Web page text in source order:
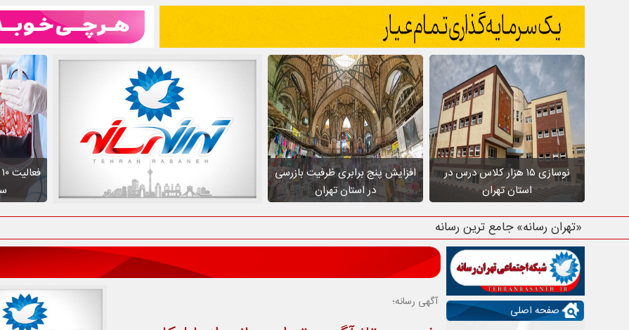
نوسازی ۱۵ هزار کلاس درس در
استان تهران
افزایش پنج برابری ظرفیت بازرسی
در استان تهران
«تهران رسانه» جامع ترین رسانه استان ت
صفحه اصلی
آگهی رسانه؛